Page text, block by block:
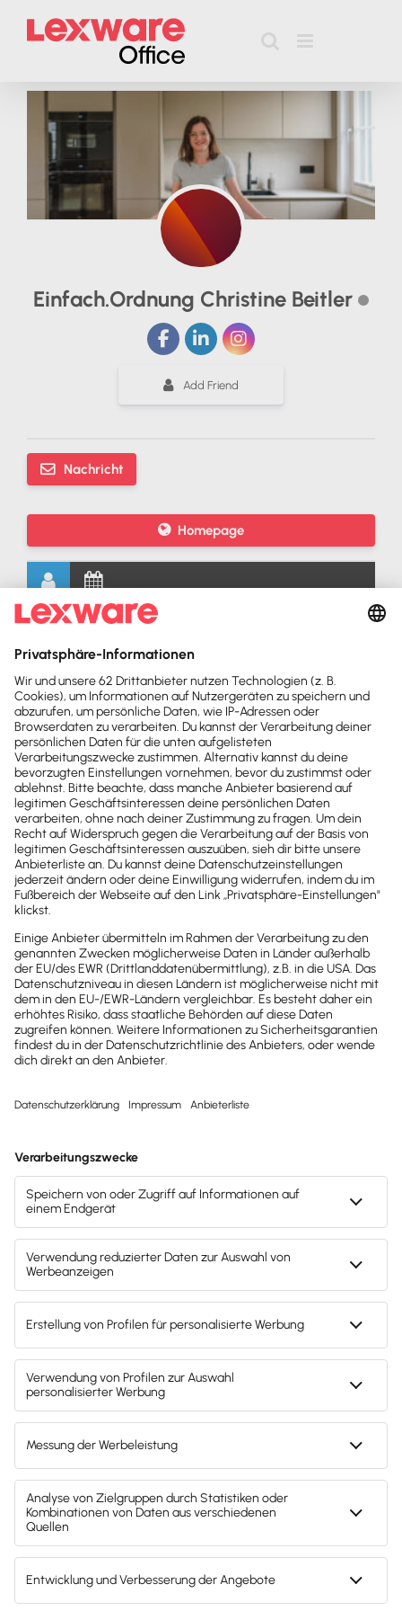
Zum
Inhalt
Einfach.Ordnung Christine Beitler
Add Friend
Nachricht
Homepage
Beratungsschwerpunkte in Lexware Office:
Lexware Office Onboarding
Beratung Lexware Office Auftrag & Buchhaltung
Beratung Lexware Office Lohn & Gehalt
Datenübernahme aus Fremdsystemen
Individuelle Schulungsangebote
Zusätzliches Fachwissen:
Einfach.Ordnung Christine Beitler
Christine Beitler
92358
Telefon:015566142313
E-Mail:
info@einfach-ordnung.com
Webseite:
http://einfach-ordnung.com